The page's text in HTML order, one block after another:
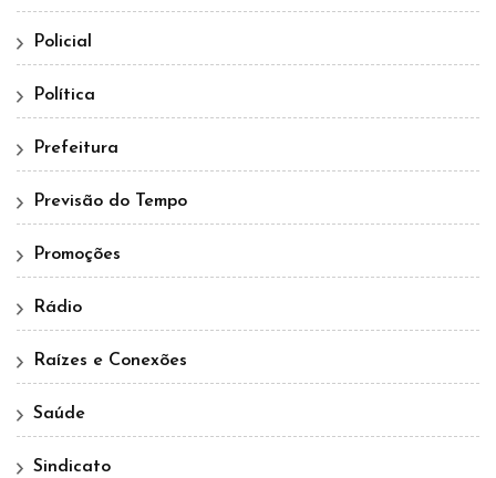
Policial
Política
Prefeitura
Previsão do Tempo
Promoções
Rádio
Raízes e Conexões
Saúde
Sindicato